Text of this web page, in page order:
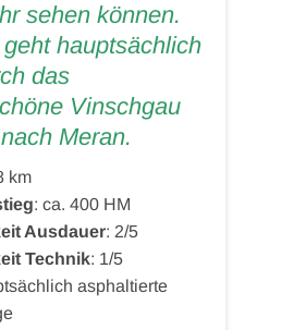
sehen können.
hauptsächlich
das
Vinschgau
Meran.
km
: ca. 400 HM
Ausdauer: 2/5
Technik: 1/5
asphaltierte